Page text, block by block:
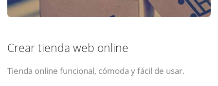
Crear tienda web online
Tienda online funcional, cómoda y fácil de usar.